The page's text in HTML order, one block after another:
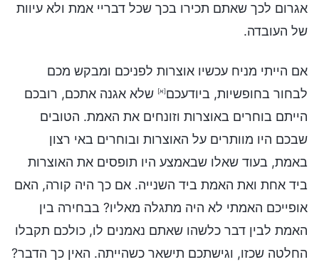
אגרום לכך שאתם תכירו בכך שכל דבריי אמת ולא עיוות
של העובדה.
אם הייתי מניח עכשיו אוצרות לפניכם ומבקש מכם
לבחור בחופשיות, ביודעכם[א] שלא אגנה אתכם, רובכם
הייתם בוחרים באוצרות וזונחים את האמת. הטובים
שבכם היו מוותרים על האוצרות ובוחרים באי רצון
באמת, בעוד שאלו שבאמצע היו תופסים את האוצרות
ביד אחת ואת האמת ביד השנייה. אם כך היה קורה, האם
אופייכם האמתי לא היה מתגלה מאליו? בבחירה בין
האמת לבין דבר כלשהו שאתם נאמנים לו, כולכם תקבלו
החלטה שכזו, וגישתכם תישאר כשהייתה. האין כך הדבר?